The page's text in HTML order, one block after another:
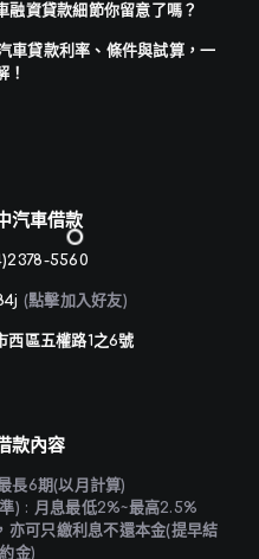
融資貸款細節你留意了嗎？
車貸款利率、條件與試算，一
！
汽車借款
5560
(點擊加入好友)
西區五權路1之6號
款內容
長6期(以月計算)
) : 月息最低2%~最高2.5%
亦可只繳利息不還本金(提早結
金)